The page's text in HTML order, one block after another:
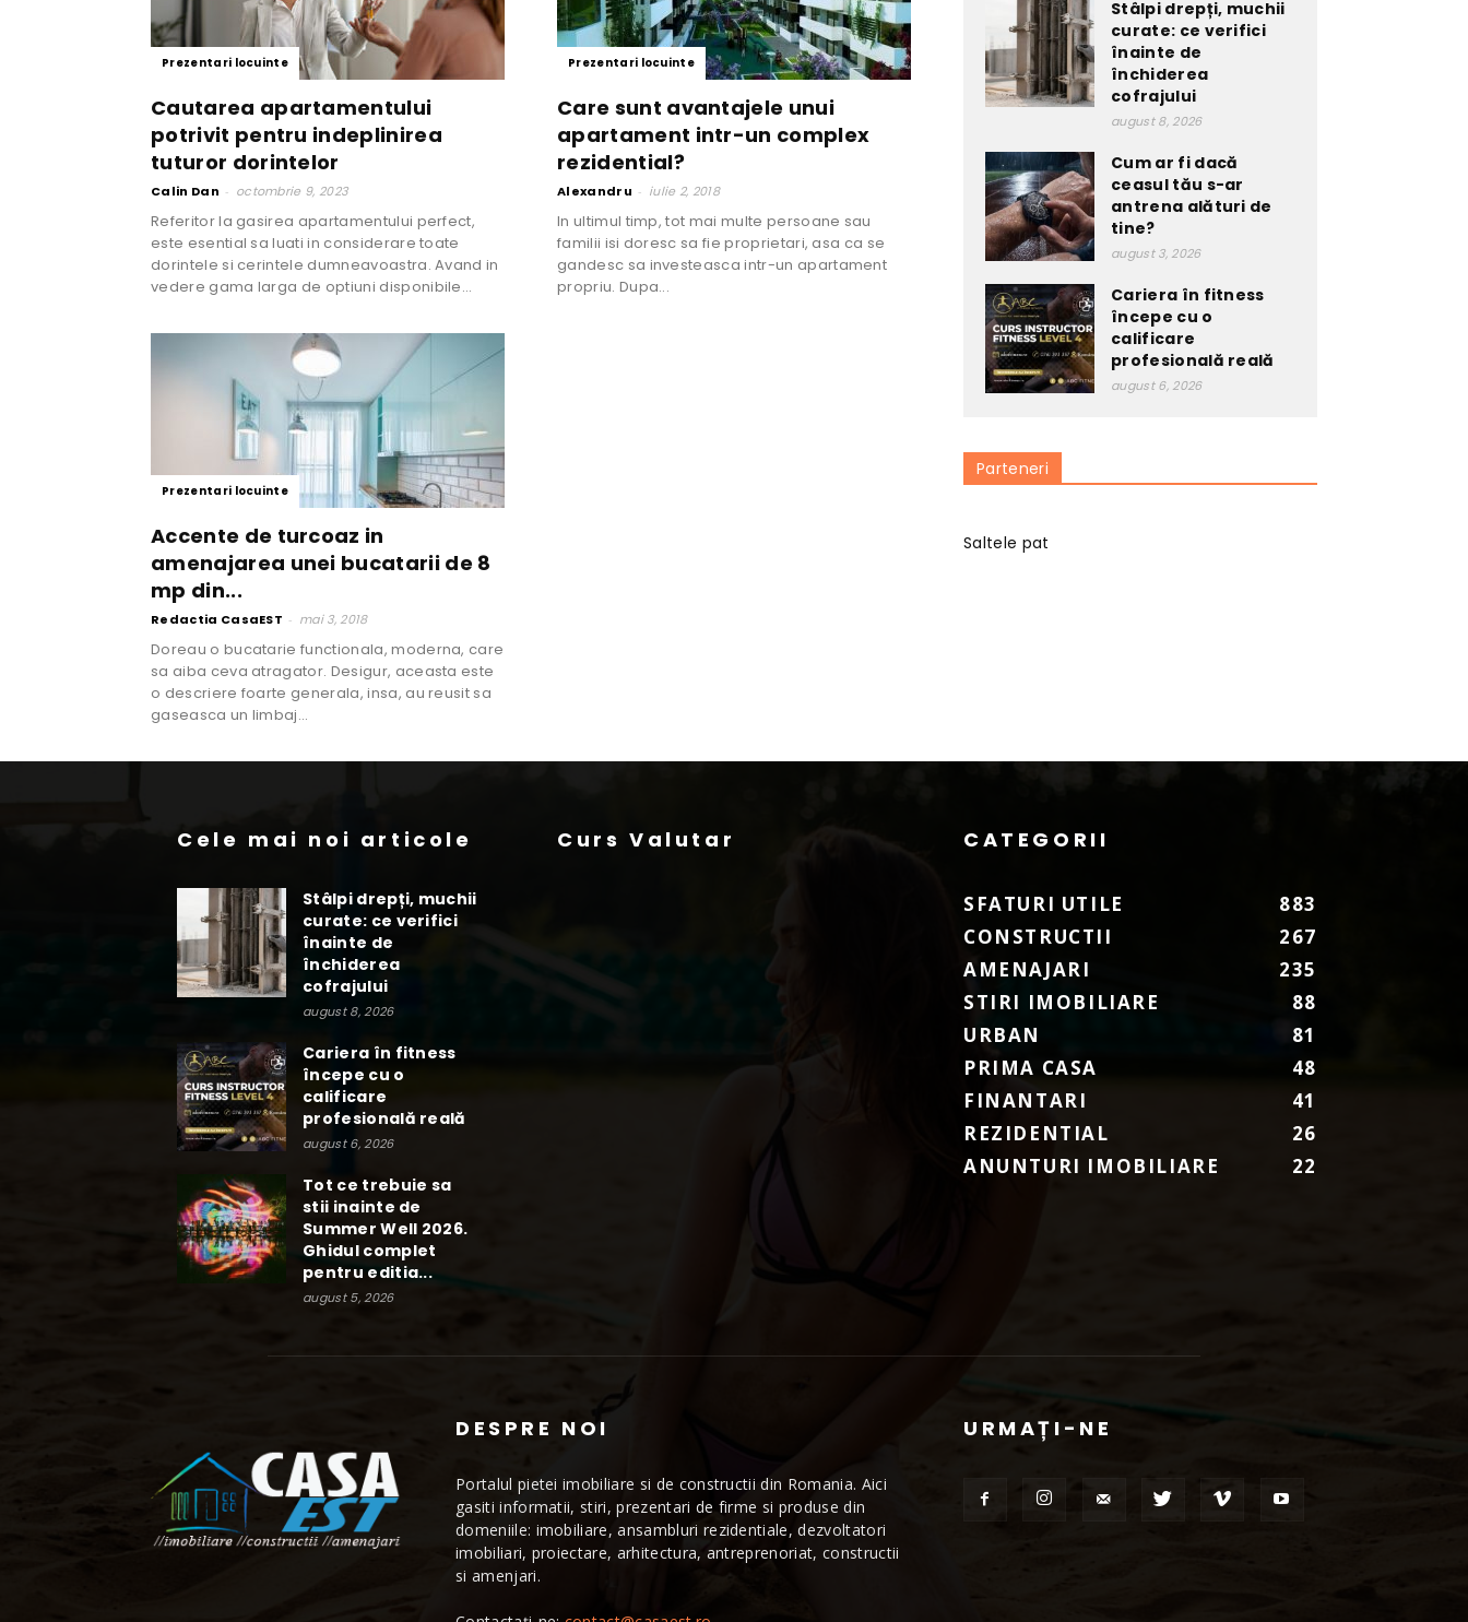
Prezentari locuinte
Cautarea apartamentului
potrivit pentru indeplinirea
tuturor dorintelor
Calin Dan - octombrie 9, 2023
Referitor la gasirea apartamentului perfect,
este esential sa luati in considerare toate
dorintele si cerintele dumneavoastra. Avand in
vedere gama larga de optiuni disponibile...
Prezentari locuinte
Care sunt avantajele unui
apartament intr-un complex
rezidential?
Alexandru - iulie 2, 2018
In ultimul timp, tot mai multe persoane sau
familii isi doresc sa fie proprietari, asa ca se
gandesc sa investeasca intr-un apartament
propriu. Dupa...
Prezentari locuinte
Accente de turcoaz in
amenajarea unei bucatarii de 8
mp din...
Redactia CasaEST - mai 3, 2018
Doreau o bucatarie functionala, moderna, care
sa aiba ceva atragator. Desigur, aceasta este
o descriere foarte generala, insa, au reusit sa
gaseasca un limbaj...
Stâlpi drepți, muchii
curate: ce verifici
înainte de
închiderea
cofrajului
august 8, 2026
Cum ar fi dacă
ceasul tău s-ar
antrena alături de
tine?
august 3, 2026
Cariera în fitness
începe cu o
calificare
profesională reală
august 6, 2026
Parteneri
Saltele pat
Cele mai noi articole
Stâlpi drepți, muchii
curate: ce verifici
înainte de
închiderea
cofrajului
august 8, 2026
Cariera în fitness
începe cu o
calificare
profesională reală
august 6, 2026
Tot ce trebuie sa
stii inainte de
Summer Well 2026.
Ghidul complet
pentru editia...
august 5, 2026
Curs Valutar CATEGORII
SFATURI UTILE
883
CONSTRUCTII
267
AMENAJARI
235
STIRI IMOBILIARE
88
URBAN
81
PRIMA CASA
48
FINANTARI
41
REZIDENTIAL
26
ANUNTURI IMOBILIARE
22
DESPRE NOI
Portalul pietei imobiliare si de constructii din Romania. Aici
gasiti informatii, stiri, prezentari de firme si produse din
domeniile: imobiliare, ansambluri rezidentiale, dezvoltatori
imobiliari, proiectare, arhitectura, antreprenoriat, constructii
si amenjari.
URMAȚI-NE